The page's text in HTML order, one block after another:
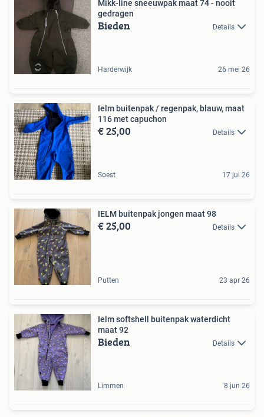
Mikk-line sneeuwpak maat 74 - nooit
gedragen
Bieden Details
Harderwijk 26 mei 26
Ielm buitenpak / regenpak, blauw, maat
116 met capuchon
€ 25,00 Details
Soest 17 jul 26
IELM buitenpak jongen maat 98
€ 25,00 Details
Putten 23 apr 26
Ielm softshell buitenpak waterdicht
maat 92
Bieden Details
Limmen 8 jun 26